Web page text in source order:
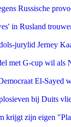
Russische
in Rusland
jurylid Jerney
met G-cup wil als
El-Sayed
bij Duits
krijgt zijn eigen